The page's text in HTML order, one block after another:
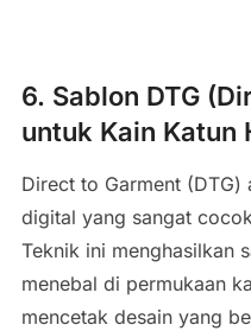
6. Sablon DTG
untuk Kain Katun
Direct to Garment
digital yang sangat
Teknik ini menghasilkan
menebal di permukaan
mencetak desain yang